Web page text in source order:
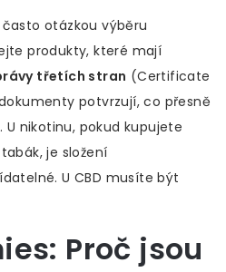
otázkou výběru
produkty, které mají
třetích stran (Certificate
potvrzují, co přesně
nikotinu, pokud kupujete
je složení
U CBD musíte být
Proč jsou